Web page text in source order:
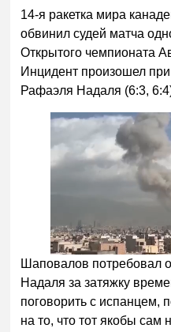
14-я ракетка мира
обвинил судей матча
Открытого чемпионата
Инцидент произошел при
Рафаэля Надаля (6:3,
Шаповалов потребовал
Надаля за затяжку
поговорить с испанцем,
на то, что тот якобы сам